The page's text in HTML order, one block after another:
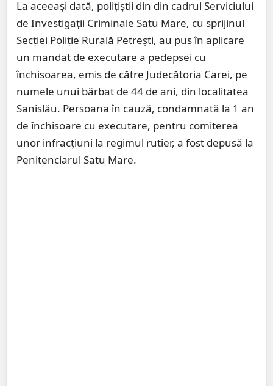
La aceeași dată, polițiștii din din cadrul Serviciului
de Investigații Criminale Satu Mare, cu sprijinul
Secției Poliție Rurală Petrești, au pus în aplicare
un mandat de executare a pedepsei cu
închisoarea, emis de către Judecătoria Carei, pe
numele unui bărbat de 44 de ani, din localitatea
Sanislău. Persoana în cauză, condamnată la 1 an
de închisoare cu executare, pentru comiterea
unor infracțiuni la regimul rutier, a fost depusă la
Penitenciarul Satu Mare.